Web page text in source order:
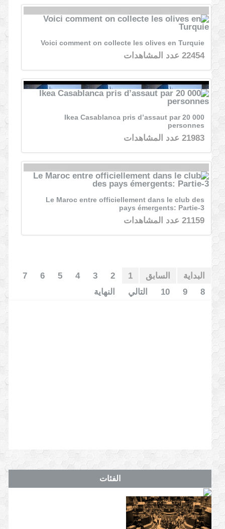
Voici comment on collecte les olives en Turquie
22454 عدد المشاهدات
Ikea Casablanca pris d’assaut par 20 000
personnes
21983 عدد المشاهدات
Le Maroc entre officiellement dans le club des
pays émergents: Partie-3
21159 عدد المشاهدات
البداية السابق 1
2
3
4
5
6
7
8
9
10 التالي النهاية
الفئات